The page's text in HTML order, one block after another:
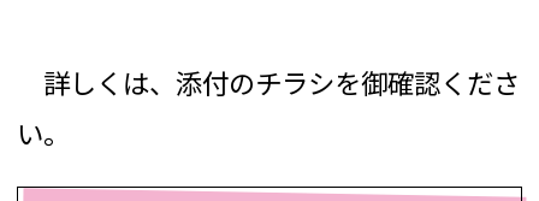
詳しくは、添付のチラシを御確認くださ
い。